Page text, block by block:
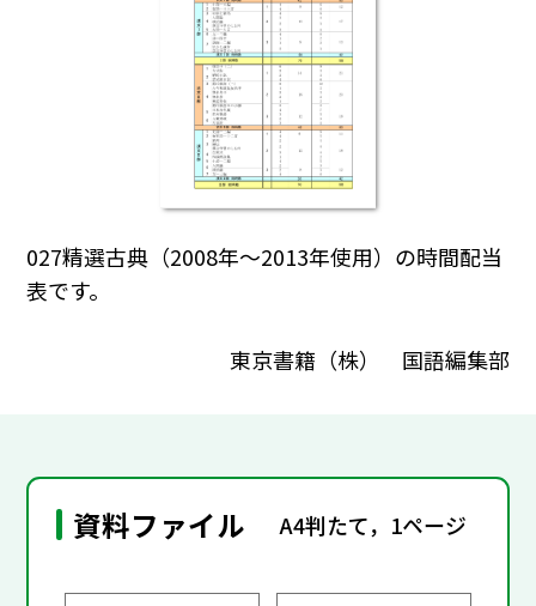
027精選古典（2008年～2013年使用）の時間配当
表です。
東京書籍（株） 国語編集部
資料ファイル A4判たて，1ページ